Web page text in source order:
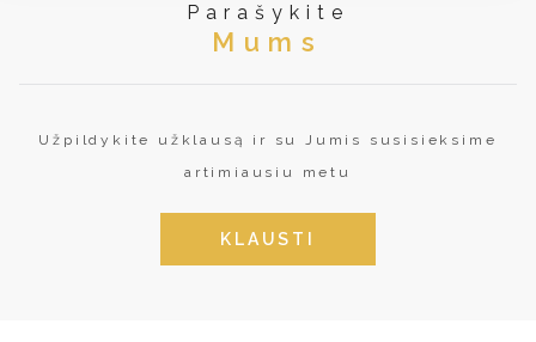
Parašykite
Mums
Užpildykite užklausą ir su Jumis susisieksime
artimiausiu metu
KLAUSTI